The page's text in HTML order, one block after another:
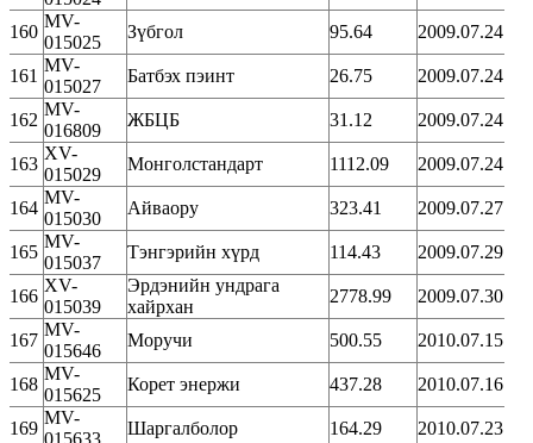
160
MV-
015025
Зүбгол 95.64 2009.07.24
161
MV-
015027
Батбэх пэинт 26.75 2009.07.24
162
MV-
016809
ЖБЦБ 31.12 2009.07.24
163
XV-
015029
Монголстандарт 1112.09 2009.07.24
164
MV-
015030
Айваору 323.41 2009.07.27
165
MV-
015037
Тэнгэрийн хүрд 114.43 2009.07.29
166
XV-
015039
Эрдэнийн ундрага
хайрхан
2778.99 2009.07.30
167
MV-
015646
Моручи 500.55 2010.07.15
168
MV-
015625
Корет энержи 437.28 2010.07.16
169
MV-
Шаргалболор 164.29 2010.07.23